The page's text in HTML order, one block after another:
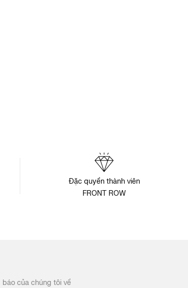
Đặc quyền thành viên
FRONT ROW
của chúng tôi về